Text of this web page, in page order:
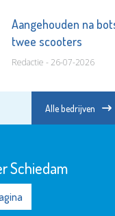
Aangehouden na
twee scooters
Redactie - 26-07-2026
Alle bedrijven
Schiedam